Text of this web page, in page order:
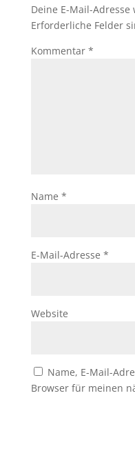
Deine E-Mail-
Erforderliche Felder
Kommentar *
Name *
E-Mail-Adresse *
Website
Name, E-Mail-
Browser für meinen